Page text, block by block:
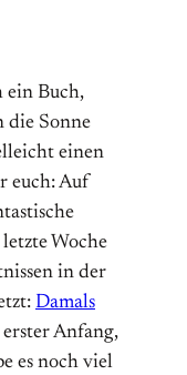
ein Buch,
die Sonne
einen
euch: Auf
Woche
in der
Damals
Anfang,
es noch viel